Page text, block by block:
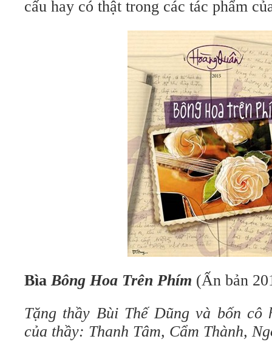
cấu hay có thật trong các tác phẩm
BìaBông Hoa Trên Phím (Ấn bản
Tặng thầy Bùi Thế Dũng và bốn cô
của thầy: Thanh Tâm, Cẩm Thành,